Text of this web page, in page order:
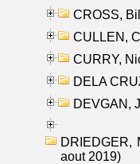
CROSS,
CULLEN,
CURRY,
DELA
DEVGAN,
DRIEDGER,
aout 2019)